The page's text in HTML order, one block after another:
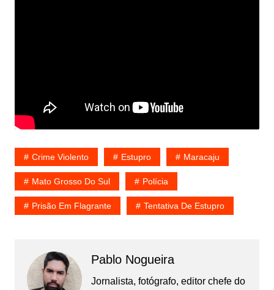
Crime Violento Estupro Maracaju
Mato Grosso Do Sul Polícia
Prisão Em Flagrante Tentativa De Estupro
Pablo Nogueira
Jornalista, fotógrafo, editor chefe do